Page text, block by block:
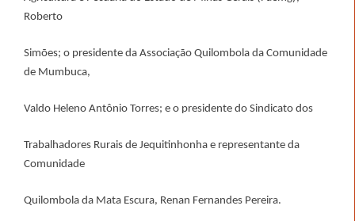
Roberto
Simões; o presidente da Associação Quilombola da Comunidade
de Mumbuca,
Valdo Heleno Antônio Torres; e o presidente do Sindicato dos
Trabalhadores Rurais de Jequitinhonha e representante da
Comunidade
Quilombola da Mata Escura, Renan Fernandes Pereira.